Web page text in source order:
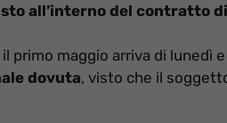
all’interno del contratto
primo maggio arriva di lunedì
dovuta, visto che il